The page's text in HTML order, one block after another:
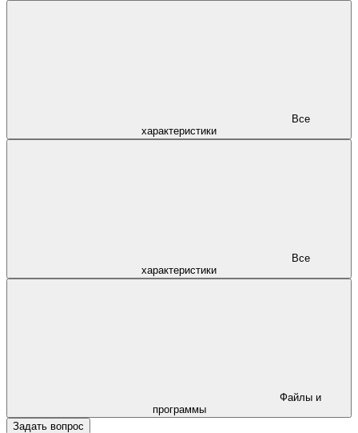
характеристики
характеристики
программы
Задать вопрос